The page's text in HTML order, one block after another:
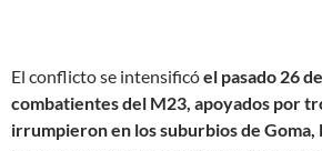
El conflicto se intensificóel pasado 26
combatientes del M23, apoyados por
irrumpieron en los suburbios de Goma,